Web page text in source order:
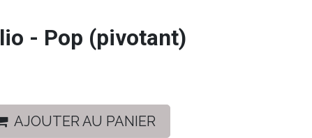
- Pop (pivotant)
AJOUTER AU PANIER